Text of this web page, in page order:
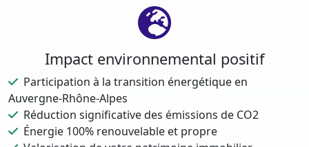
Impact environnemental positif
Participation à la transition énergétique en
Auvergne-Rhône-Alpes
Réduction significative des émissions de CO2
Énergie 100% renouvelable et propre